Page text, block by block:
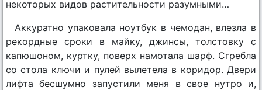
некоторых видов растительности разумными…
Аккуратно упаковала ноутбук в чемодан, влезла в
рекордные сроки в майку, джинсы, толстовку с
капюшоном, куртку, поверх намотала шарф. Сгребла
со стола ключи и пулей вылетела в коридор. Двери
лифта бесшумно запустили меня в свое нутро и,